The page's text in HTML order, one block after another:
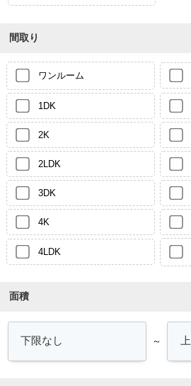
間取り
ワンルーム
1DK
2K
2LDK
3DK
4K
4LDK
面積
～